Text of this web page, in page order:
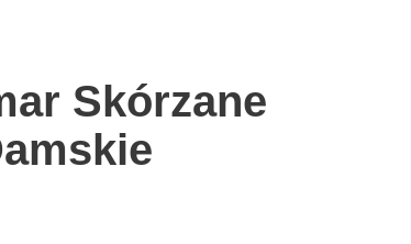
Skórzane